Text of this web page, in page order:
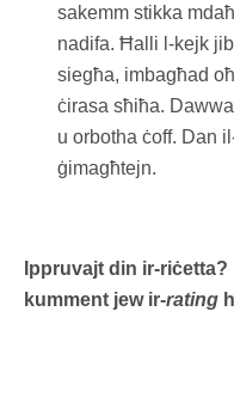
sakemm stikka
nadifa. Ħalli l-kejk
siegħa, imbagħad
ċirasa sħiħa.
u orbotha ċoff. Dan
ġimagħtejn.
Ippruvajt din ir-
kumment jew ir-rating